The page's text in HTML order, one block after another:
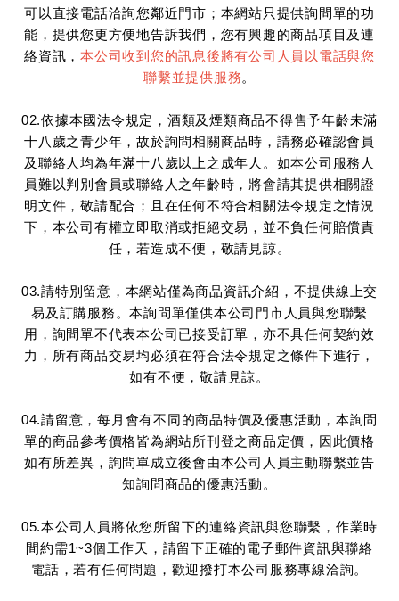
可以直接電話洽詢您鄰近門市；本網站只提供詢問單的功
能，提供您更方便地告訴我們，您有興趣的商品項目及連
絡資訊，本公司收到您的訊息後將有公司人員以電話與您
聯繫並提供服務。
02.依據本國法令規定，酒類及煙類商品不得售予年齡未滿
十八歲之青少年，故於詢問相關商品時，請務必確認會員
及聯絡人均為年滿十八歲以上之成年人。如本公司服務人
員難以判別會員或聯絡人之年齡時，將會請其提供相關證
明文件，敬請配合；且在任何不符合相關法令規定之情況
下，本公司有權立即取消或拒絕交易，並不負任何賠償責
任，若造成不便，敬請見諒。
03.請特別留意，本網站僅為商品資訊介紹，不提供線上交
易及訂購服務。本詢問單僅供本公司門市人員與您聯繫
用，詢問單不代表本公司已接受訂單，亦不具任何契約效
力，所有商品交易均必須在符合法令規定之條件下進行，
如有不便，敬請見諒。
04.請留意，每月會有不同的商品特價及優惠活動，本詢問
單的商品參考價格皆為網站所刊登之商品定價，因此價格
如有所差異，詢問單成立後會由本公司人員主動聯繫並告
知詢問商品的優惠活動。
05.本公司人員將依您所留下的連絡資訊與您聯繫，作業時
間約需1~3個工作天，請留下正確的電子郵件資訊與聯絡
電話，若有任何問題，歡迎撥打本公司服務專線洽詢。